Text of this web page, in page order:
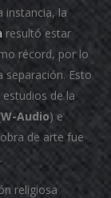
instancia, la
resultó estar
récord, por lo
separación. Esto
de la
W-Audio) e
de arte fue
.
religiosa